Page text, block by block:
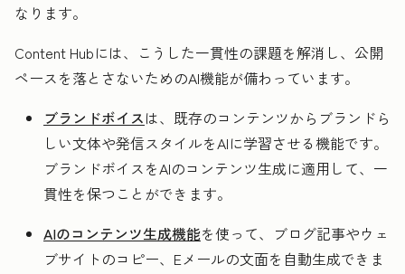
なります。
Content Hubには、こうした一貫性の課題を解消し、公開
ペースを落とさないためのAI機能が備わっています。
ブランドボイスは、既存のコンテンツからブランドら
しい文体や発信スタイルをAIに学習させる機能です。
ブランドボイスをAIのコンテンツ生成に適用して、一
貫性を保つことができます。
AIのコンテンツ生成機能を使って、ブログ記事やウェ
ブサイトのコピー、Eメールの文面を自動生成できま